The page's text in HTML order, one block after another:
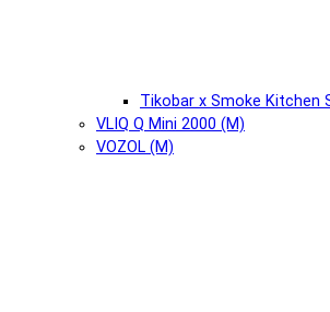
Tikobar x Smoke Kitchen
VLIQ Q Mini 2000 (М)
VOZOL (М)